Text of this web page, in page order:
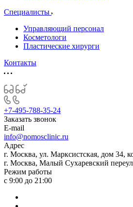
Специалисты
Управляющий персонал
Косметологи
Пластические хирурги
Контакты
+7-495-788-35-24
Заказать звонок
E-mail
info@nomosclinic.ru
Адрес
г. Москва, ул. Марксистская, дом 34,
г. Москва, Малый Сухаревский
Режим работы
с 9:00 до 21:00